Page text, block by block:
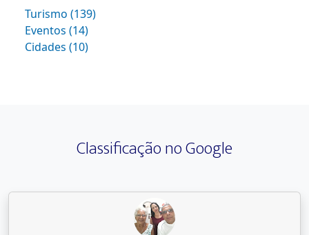
Turismo (139)
Eventos (14)
Cidades (10)
Classificação no Google